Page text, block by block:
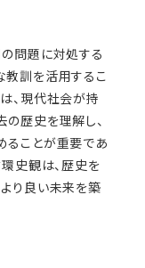
問題に対処する
教訓を活用するこ
、現代社会が持
歴史を理解し、
ることが重要であ
環史観は、歴史を
り良い未来を築